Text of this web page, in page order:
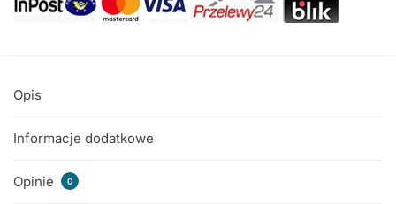
Opis
Informacje dodatkowe
Opinie 0